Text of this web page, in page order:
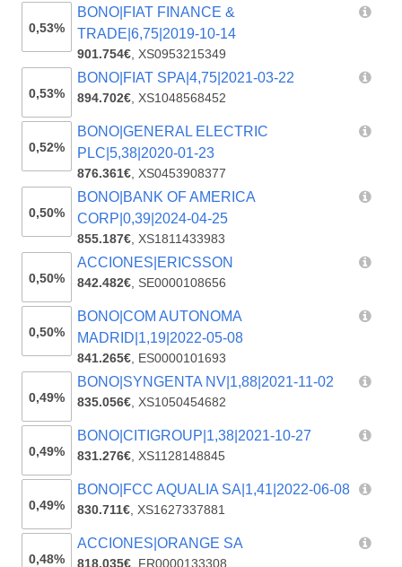
0,53%
BONO|FIAT FINANCE &
TRADE|6,75|2019-10-14
901.754€,XS0953215349
0,53%
BONO|FIAT SPA|4,75|2021-03-22
894.702€,XS1048568452
0,52%
BONO|GENERAL ELECTRIC
PLC|5,38|2020-01-23
876.361€,XS0453908377
0,50%
BONO|BANK OF AMERICA
CORP|0,39|2024-04-25
855.187€,XS1811433983
0,50%
ACCIONES|ERICSSON
842.482€, SE0000108656
0,50%
BONO|COM AUTONOMA
MADRID|1,19|2022-05-08
841.265€, ES0000101693
0,49%
BONO|SYNGENTA NV|1,88|2021-11-02
835.056€,XS1050454682
0,49%
BONO|CITIGROUP|1,38|2021-10-27
831.276€,XS1128148845
0,49%
BONO|FCC AQUALIA SA|1,41|2022-06-08
830.711€,XS1627337881
0,48%
ACCIONES|ORANGE SA
818.035€ FR0000133308